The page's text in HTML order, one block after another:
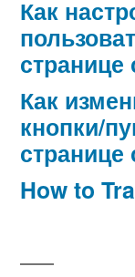
Как
странице
Как
кнопки/
How to